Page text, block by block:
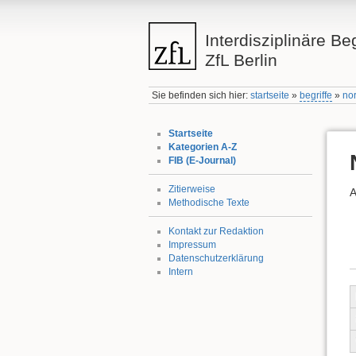
Interdisziplinäre
ZfL Berlin
Sie befinden sich hier:startseite » begriffe »
Startseite
Kategorien A-Z
FIB (E-Journal)
Zitierweise
Methodische Texte
Kontakt zur Redaktion
Impressum
Datenschutzerklärung
Intern